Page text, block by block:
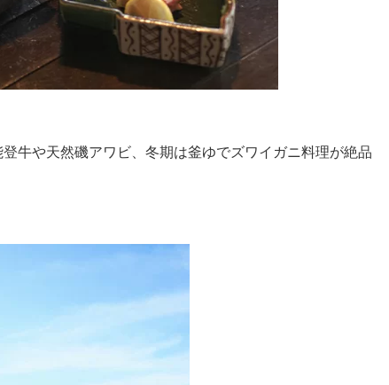
牛や天然磯アワビ、冬期は釜ゆでズワイガニ料理が絶品